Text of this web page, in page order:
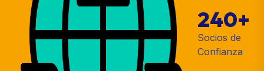
240+
Socios de
Confianza